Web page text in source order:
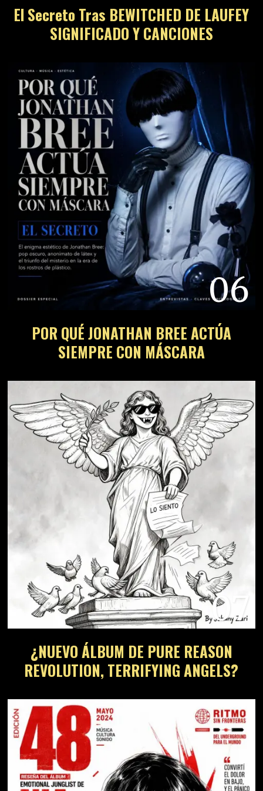
El Secreto Tras BEWITCHED DE LAUFEY
SIGNIFICADO Y CANCIONES
06
POR QUÉ JONATHAN BREE ACTÚA
SIEMPRE CON MÁSCARA
07
¿NUEVO ÁLBUM DE PURE REASON
REVOLUTION, TERRIFYING ANGELS?